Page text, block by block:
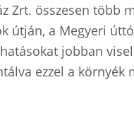
Zrt. összesen több
útján, a Megyeri
jobban
ezzel a környék